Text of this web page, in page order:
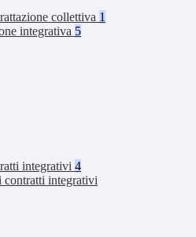
collettiva 1
integrativa 5
integrativi 4
contratti integrativi